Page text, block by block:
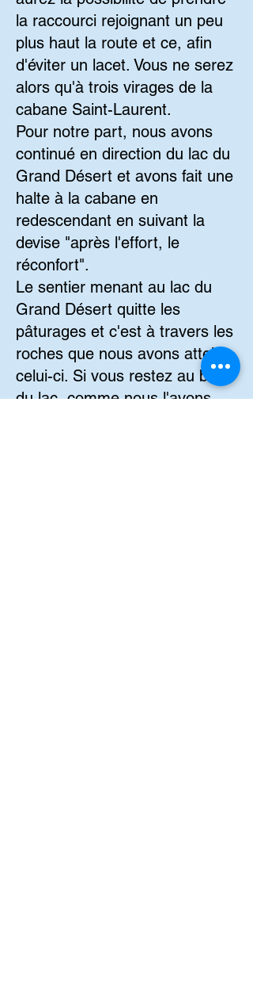
la raccourci rejoignant un peu
plus haut la route et ce, afin
d'éviter un lacet. Vous ne serez
alors qu'à trois virages de la
cabane Saint-Laurent.
Pour notre part, nous avons
continué en direction du lac du
Grand Désert et avons fait une
halte à la cabane en
redescendant en suivant la
devise "après l'effort, le
réconfort".
Le sentier menant au lac du
Grand Désert quitte les
pâturages et c'est à travers les
roches que nous avons atteint
celui-ci. Si vous restez au bord
du lac, comme nous l'avons